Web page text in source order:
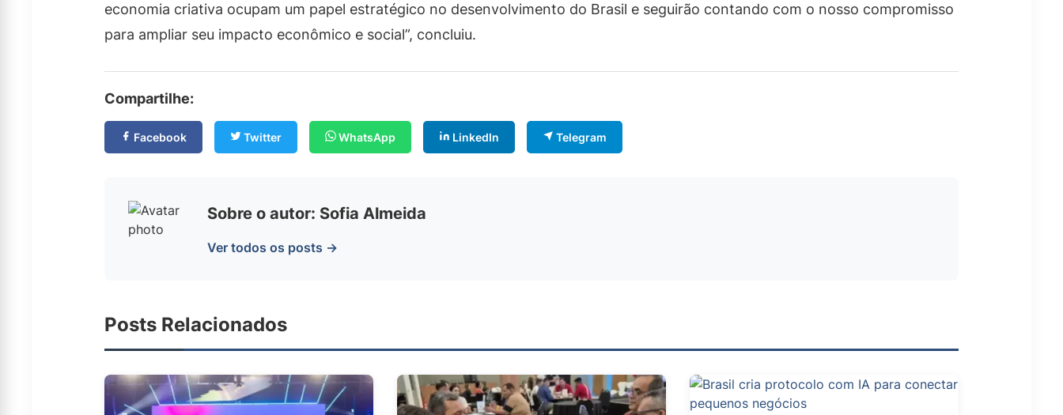
economia criativa ocupam um papel estratégico no desenvolvimento do Brasil e seguirão contando com o nosso compromisso
para ampliar seu impacto econômico e social”, concluiu.
Compartilhe:
Facebook Twitter WhatsApp LinkedIn Telegram
Sobre o autor: Sofia Almeida
Ver todos os posts →
Posts Relacionados